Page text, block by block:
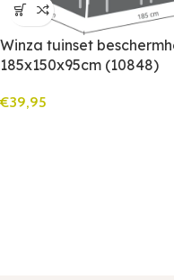
Winza tuinset
185x150x95cm (10848)
€39,95